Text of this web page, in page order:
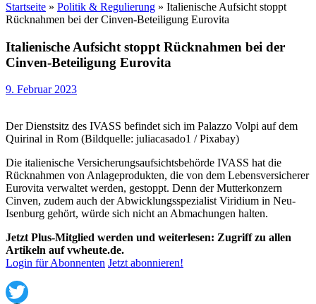
Startseite » Politik & Regulierung » Italienische Aufsicht stoppt
Rücknahmen bei der Cinven-Beteiligung Eurovita
Italienische Aufsicht stoppt Rücknahmen bei der
Cinven-Beteiligung Eurovita
9. Februar 2023
Der Dienstsitz des IVASS befindet sich im Palazzo Volpi auf dem
Quirinal in Rom (Bildquelle: juliacasado1 / Pixabay)
Die italienische Versicherungsaufsichtsbehörde IVASS hat die
Rücknahmen von Anlageprodukten, die von dem Lebensversicherer
Eurovita verwaltet werden, gestoppt. Denn der Mutterkonzern
Cinven, zudem auch der Abwicklungsspezialist Viridium in Neu-
Isenburg gehört, würde sich nicht an Abmachungen halten.
Jetzt Plus-Mitglied werden und weiterlesen: Zugriff zu allen
Artikeln auf vwheute.de.
Login für Abonnenten Jetzt abonnieren!